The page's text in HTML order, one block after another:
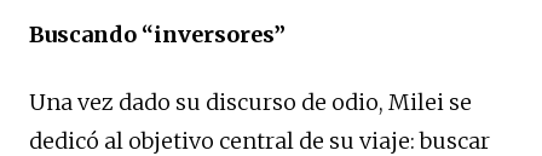
Buscando “inversores”
Una vez dado su discurso de odio, Milei se
dedicó al objetivo central de su viaje: buscar